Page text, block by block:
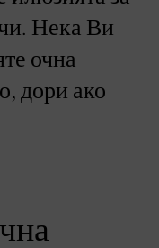
Нека Ви
очна
дори ако